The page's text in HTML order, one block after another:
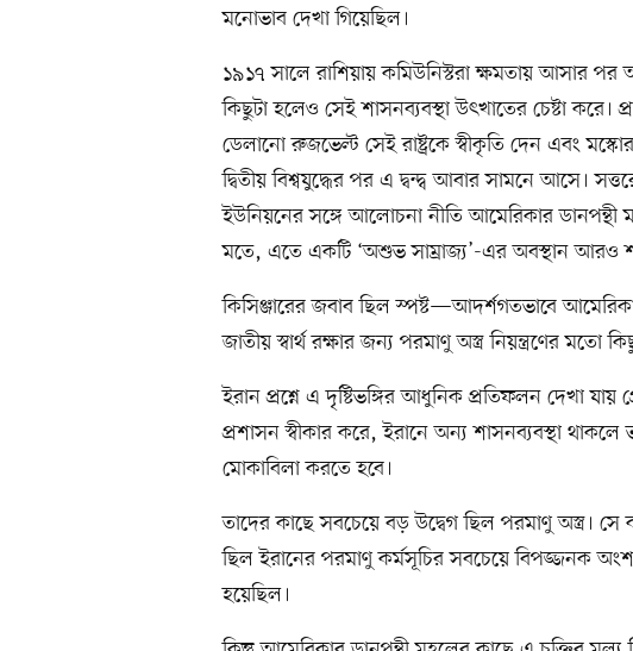
মনোভাব দেখা গিয়েছিল।
১৯১৭ সালে রাশিয়ায় কমিউনিস্টরা ক্ষমতায় আসার পর
কিছুটা হলেও সেই শাসনব্যবস্থা উৎখাতের চেষ্টা করে।
ডেলানো রুজভেল্ট সেই রাষ্ট্রকে স্বীকৃতি দেন এবং
দ্বিতীয় বিশ্বযুদ্ধের পর এ দ্বন্দ্ব আবার সামনে আসে।
ইউনিয়নের সঙ্গে আলোচনা নীতি আমেরিকার ডানপন্থী
মতে, এতে একটি ‘অশুভ সাম্রাজ্য’-এর অবস্থান আরও
কিসিঞ্জারের জবাব ছিল স্পষ্ট—আদর্শগতভাবে
জাতীয় স্বার্থ রক্ষার জন্য পরমাণু অস্ত্র নিয়ন্ত্রণের মতো
ইরান প্রশ্নে এ দৃষ্টিভঙ্গির আধুনিক প্রতিফলন দেখা যায়
প্রশাসন স্বীকার করে, ইরানে অন্য শাসনব্যবস্থা
মোকাবিলা করতে হবে।
তাদের কাছে সবচেয়ে বড় উদ্বেগ ছিল পরমাণু অস্ত্র।
ছিল ইরানের পরমাণু কর্মসূচির সবচেয়ে বিপজ্জনক
হয়েছিল।